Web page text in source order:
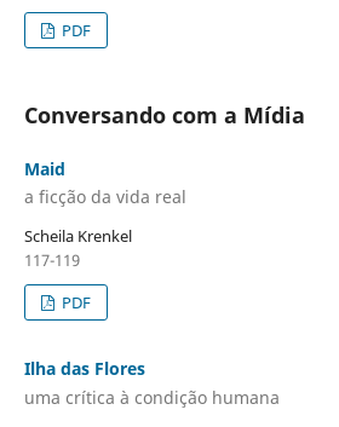
PDF
Conversando com a Mídia
Maid
a ficção da vida real
Scheila Krenkel
117-119
PDF
Ilha das Flores
uma crítica à condição humana